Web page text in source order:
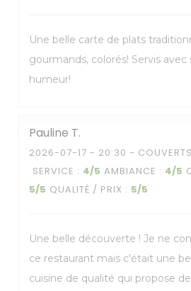
Une belle carte de plats
gourmands, colorés! Servis
humeur!
Pauline T
2026-07-17 - 20:30 -
SERVICE : 4/5 AMBIANCE : 4/5
5/5 QUALITÉ / PRIX : 5/5
Une belle découverte ! Je ne
ce restaurant mais c'était une
cuisine de qualité qui propose